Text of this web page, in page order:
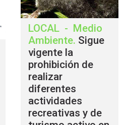
LOCAL - Medio
Ambiente. Sigue
vigente la
prohibición de
realizar
diferentes
actividades
recreativas y de